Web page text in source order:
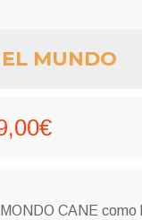
MUNDO
€Rango
precios:
CANE como